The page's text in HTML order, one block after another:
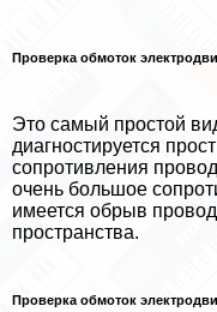
Проверка обмоток
Это самый простой
диагностируется
сопротивления
очень большое
имеется обрыв
прострaнcтва.
Проверка обмоток